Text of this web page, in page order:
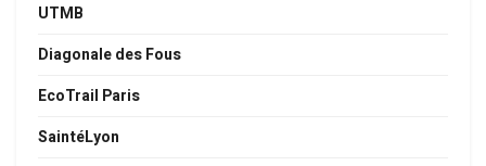
UTMB
Diagonale des Fous
EcoTrail Paris
SaintéLyon